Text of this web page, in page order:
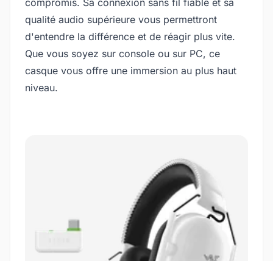
compromis. Sa connexion sans fil fiable et sa
qualité audio supérieure vous permettront
d'entendre la différence et de réagir plus vite.
Que vous soyez sur console ou sur PC, ce
casque vous offre une immersion au plus haut
niveau.